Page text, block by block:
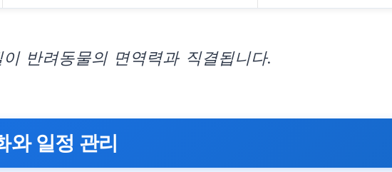
반려동물의 면역력과 직결됩니다.
와 일정 관리